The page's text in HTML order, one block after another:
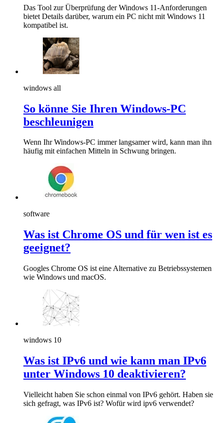
Das Tool zur Überprüfung der Windows 11-Anforderungen
bietet Details darüber, warum ein PC nicht mit Windows 11
kompatibel ist.
windows all
So könne Sie Ihren Windows-PC
beschleunigen
Wenn Ihr Windows-PC immer langsamer wird, kann man ihn
häufig mit einfachen Mitteln in Schwung bringen.
software
Was ist Chrome OS und für wen ist es
geeignet?
Googles Chrome OS ist eine Alternative zu Betriebssystemen
wie Windows und macOS.
windows 10
Was ist IPv6 und wie kann man IPv6
unter Windows 10 deaktivieren?
Vielleicht haben Sie schon einmal von IPv6 gehört. Haben sie
sich gefragt, was IPv6 ist? Wofür wird ipv6 verwendet?